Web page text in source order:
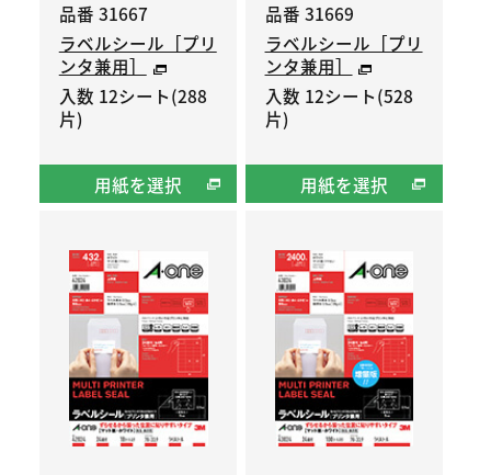
品番 31667
ラベルシール［プリ
ンタ兼用］
入数 12シート(288
片)
用紙を選択
品番 31669
ラベルシール［プリ
ンタ兼用］
入数 12シート(528
片)
用紙を選択